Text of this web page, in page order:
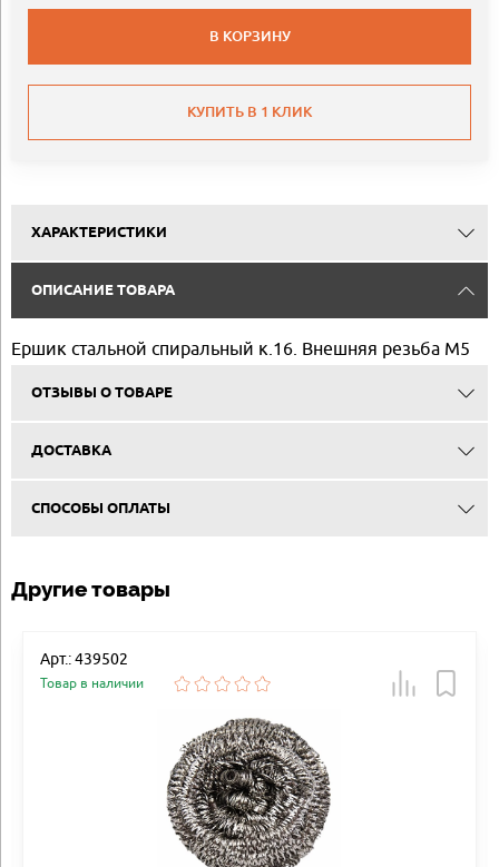
В КОРЗИНУ
КУПИТЬ В 1 КЛИК
ХАРАКТЕРИСТИКИ
ОПИСАНИЕ ТОВАРА
Ершик стальной спиральный к.16. Внешняя резьба М5
ОТЗЫВЫ О ТОВАРЕ
ДОСТАВКА
СПОСОБЫ ОПЛАТЫ
Другие товары
Арт.: 439502
Товар в наличии